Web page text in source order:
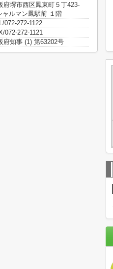
府堺市西区鳳東町５丁423-
ャルマン鳳駅前 １階
072-272-1122
072-272-1121
府知事 (1) 第63202号